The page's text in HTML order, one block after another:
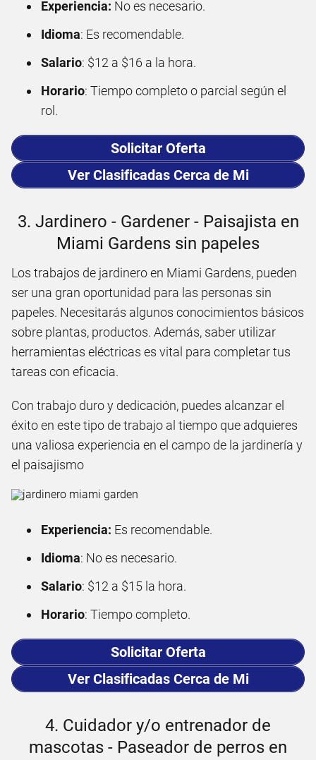
Experiencia: No es necesario.
Idioma: Es recomendable.
Salario: $12 a $16 a la hora.
Horario: Tiempo completo o parcial según el
rol.
Solicitar Oferta
Ver Clasificadas Cerca de Mi
3. Jardinero - Gardener - Paisajista en
Miami Gardens sin papeles
Los trabajos de jardinero en Miami Gardens, pueden
ser una gran oportunidad para las personas sin
papeles. Necesitarás algunos conocimientos básicos
sobre plantas, productos. Además, saber utilizar
herramientas eléctricas es vital para completar tus
tareas con eficacia.
Con trabajo duro y dedicación, puedes alcanzar el
éxito en este tipo de trabajo al tiempo que adquieres
una valiosa experiencia en el campo de la jardinería y
el paisajismo
Experiencia: Es recomendable.
Idioma: No es necesario.
Salario: $12 a $15 la hora.
Horario: Tiempo completo.
Solicitar Oferta
Ver Clasificadas Cerca de Mi
4. Cuidador y/o entrenador de
mascotas - Paseador de perros en